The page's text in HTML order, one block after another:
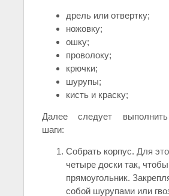
дрель или отвертку;
ножовку;
ошку;
проволоку;
крючки;
шурупы;
кисть и краску;
Далее следует
шаги:
Собрать корпус. Для
четыре доски так,
прямоугольник.
собой шурупами или